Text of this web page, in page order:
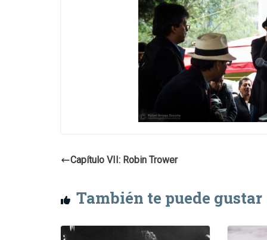
Capítulo VII: Robin Trower
También te puede gustar